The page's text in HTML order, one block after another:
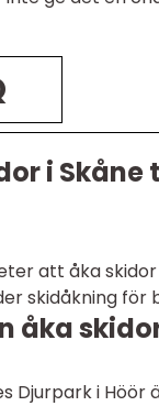
i
att åka skidor
skidåkning för
Djurpark i